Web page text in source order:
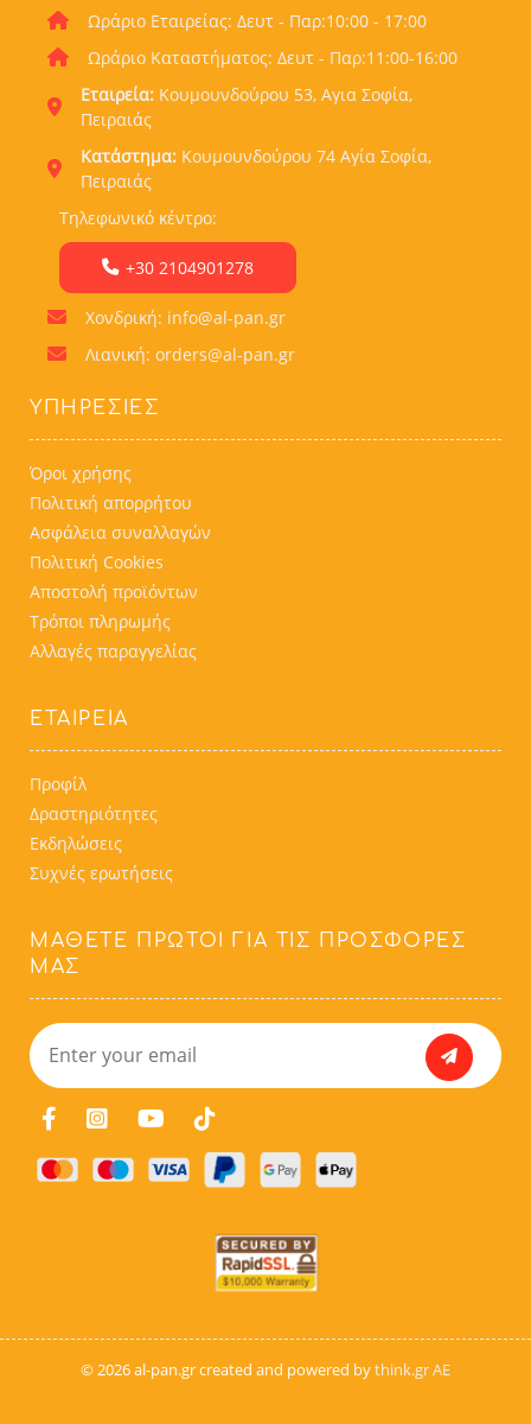
Ωράριο Εταιρείας: Δευτ - Παρ:10:00 - 17:00
Ωράριο Καταστήματος: Δευτ - Παρ:11:00-16:00
Εταιρεία: Κουμουνδούρου 53, Αγια Σοφία,
Πειραιάς
Κατάστημα: Κουμουνδούρου 74 Αγία Σοφία,
Πειραιάς
Τηλεφωνικό κέντρο:
+30 2104901278
Χονδρική: info@al-pan.gr
Λιανική: orders@al-pan.gr
ΥΠΗΡΕΣΊΕΣ
Όροι χρήσης
Πολιτική απορρήτου
Ασφάλεια συναλλαγών
Πολιτική Cookies
Αποστολή προϊόντων
Τρόποι πληρωμής
Αλλαγές παραγγελίας
ΕΤΑΙΡΕΙΑ
Προφίλ
Δραστηριότητες
Εκδηλώσεις
Συχνές ερωτήσεις
ΜΆΘΕΤΕ ΠΡΏΤΟΙ ΓΙΑ ΤΙΣ ΠΡΟΣΦΟΡΈΣ
ΜΑΣ
© 2026 al-pan.gr created and powered bythink.gr AE